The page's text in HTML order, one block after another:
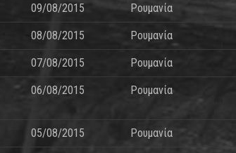
09/08/2015 Ρουμανία
08/08/2015 Ρουμανία
07/08/2015 Ρουμανία
06/08/2015 Ρουμανία
05/08/2015 Ρουμανία